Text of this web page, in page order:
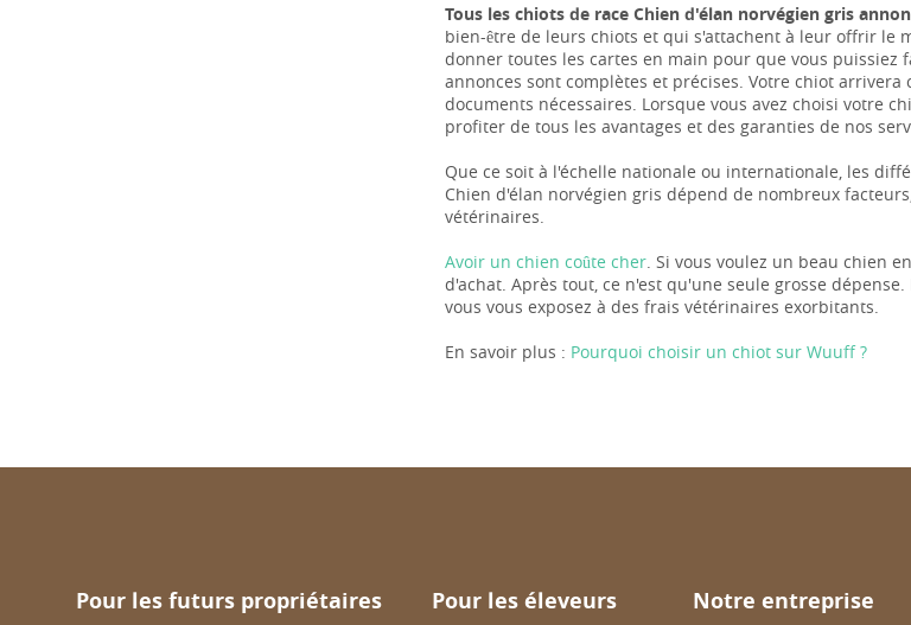
Tous les chiots de race Chien d'élan norvégien gris
bien-être de leurs chiots et qui s'attachent à leur offrir le
donner toutes les cartes en main pour que vous puissiez
annonces sont complètes et précises. Votre chiot
documents nécessaires. Lorsque vous avez choisi votre
profiter de tous les avantages et des garanties de nos
Que ce soit à l'échelle nationale ou internationale, les
Chien d'élan norvégien gris dépend de nombreux
vétérinaires.
Avoir un chien coûte cher. Si vous voulez un beau chien
d'achat. Après tout, ce n'est qu'une seule grosse
vous vous exposez à des frais vétérinaires exorbitants.
En savoir plus : Pourquoi choisir un chiot sur Wuuff ?
Pour les futurs propriétaires Pour les éleveurs Notre entreprise